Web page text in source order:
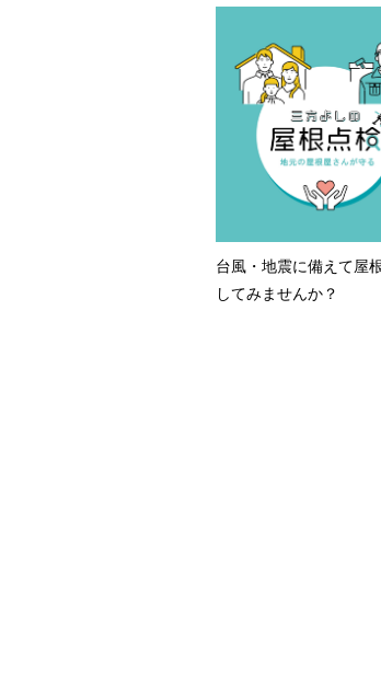
台風・地震に備えて屋
してみませんか？